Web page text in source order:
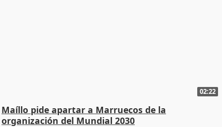
02:22
Maíllo pide apartar a Marruecos de la
organización del Mundial 2030